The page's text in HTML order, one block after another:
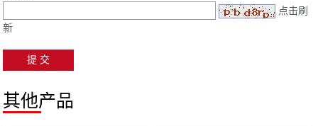
点击刷
新
其他产品